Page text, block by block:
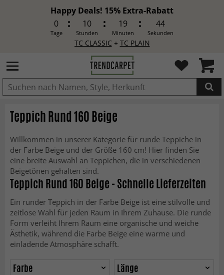
Happy Deals! 15% Extra-Rabatt
0
Tage
10
Stunden
19
Minuten
42
Sekunden
TC CLASSIC + TC PLAIN
IN DEN WARENKORB GELEGT.
Teppich Rund 160 Beige
Willkommen in unserer Kategorie für runde Teppiche in
der Farbe Beige und der Größe 160 cm! Hier finden Sie
eine breite Auswahl an Teppichen, die in verschiedenen
Beigetönen gehalten sind.
Teppich Rund 160 Beige - Schnelle Lieferzeiten
Ein runder Teppich in der Farbe Beige ist eine stilvolle und
zeitlose Wahl für jeden Raum in Ihrem Zuhause. Die runde
Form verleiht Ihrem Raum eine organische und weiche
Ästhetik, während die Farbe Beige eine warme und
einladende Atmosphäre schafft.
Farbe
Länge